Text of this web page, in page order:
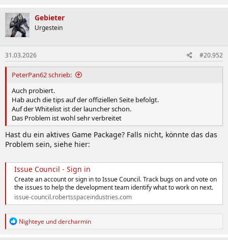
Gebieter
Urgestein
31.03.2026 #20.952
PeterPan62 schrieb:
Auch probiert.
Hab auch die tips auf der offiziellen Seite befolgt.
Auf der Whitelist ist der launcher schon.
Das Problem ist wohl sehr verbreitet
Hast du ein aktives Game Package? Falls nicht, könnte das das
Problem sein, siehe hier:
Issue Council - Sign in
Create an account or sign in to Issue Council. Track bugs on and vote on
the issues to help the development team identify what to work on next.
issue-council.robertsspaceindustries.com
R
Nighteye unddercharmin